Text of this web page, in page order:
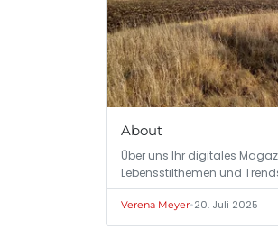
About
Über uns Ihr digitales
Lebensstilthemen und
Verena Meyer•20. Juli 2025